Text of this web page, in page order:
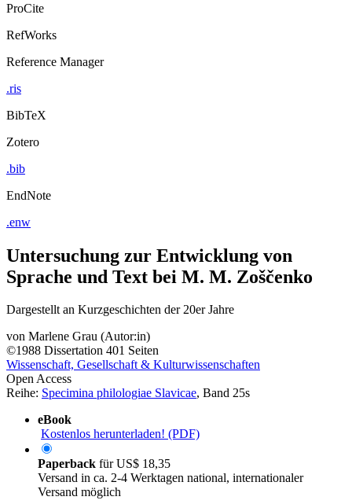
ProCite
RefWorks
Reference Manager
.ris
BibTeX
Zotero
.bib
EndNote
.enw
Untersuchung zur Entwicklung von
Sprache und Text bei M. M. Zoščenko
Dargestellt an Kurzgeschichten der 20er Jahre
von Marlene Grau (Autor:in)
©1988 Dissertation 401 Seiten
Wissenschaft, Gesellschaft & Kulturwissenschaften
Open Access
Reihe: Specimina philologiae Slavicae, Band 25s
eBook
Kostenlos herunterladen! (PDF)
Paperback fürUS$ 18,35
Versand in ca. 2-4 Werktagen national, internationaler
Versand möglich